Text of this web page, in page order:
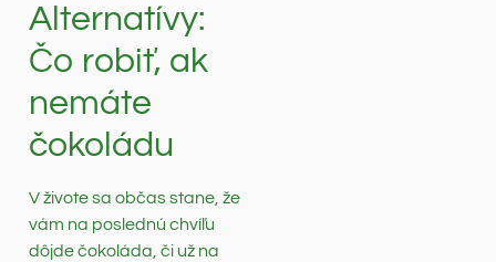
Alternatívy:
Čo robiť, ak
nemáte
čokoládu
V živote sa občas stane, že
vám na poslednú chvíľu
dôjde čokoláda, či už na